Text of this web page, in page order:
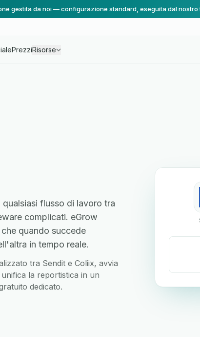
gestita da noi — configurazione standard, eseguita dal nostro
PrezziRisorse
flusso di lavoro tra
complicati. eGrow
quando succede
in tempo reale.
tra Sendit e Coliix, avvia
la reportistica in un
dedicato.